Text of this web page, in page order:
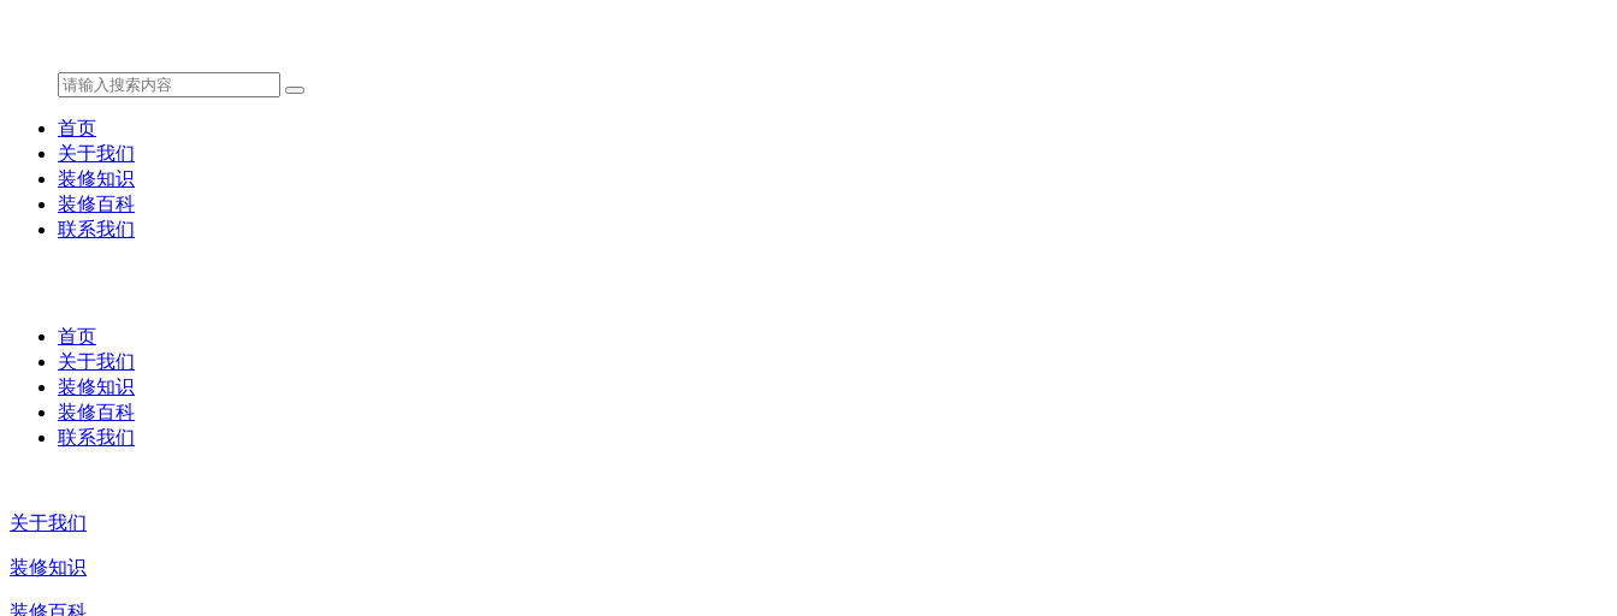
首页
关于我们
装修知识
装修百科
联系我们
首页
关于我们
装修知识
装修百科
联系我们
关于我们
装修知识
装修百科